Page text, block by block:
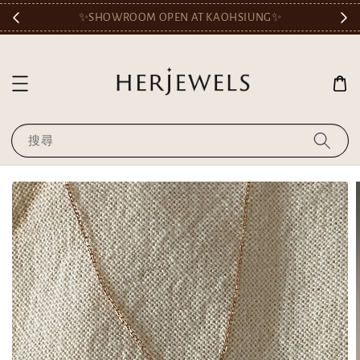
卷🎟️ ✨SHOWROOM OPEN AT KAOHSIUNG✨
搜尋